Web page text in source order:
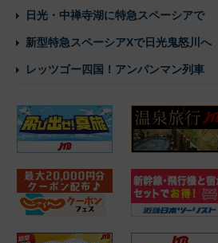
日光・中禅寺湖に特急スペーシアで
新型特急スペーシアXで日光鬼怒川へ
レッツゴー四国！アンパンマン列車